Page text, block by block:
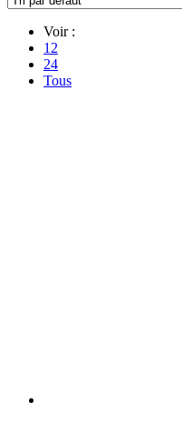
Voir :
12
24
Tous